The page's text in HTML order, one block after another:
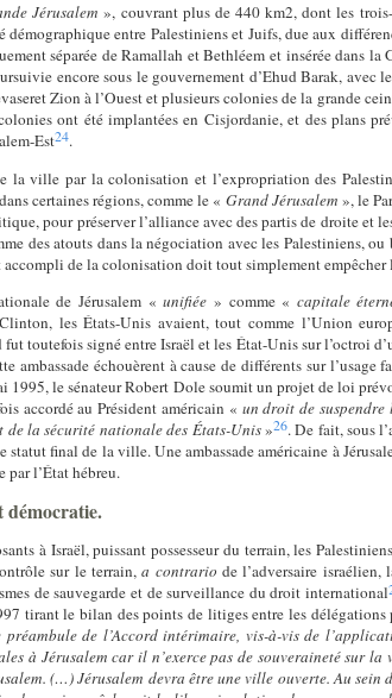
Jérusalem », couvrant plus de 440 km2, dont les
entre Palestiniens et Juifs, due aux
séparée de Ramallah et Bethléem et insérée dans
encore sous le gouvernement d’Ehud Barak, avec
Zion à l’Ouest et plusieurs colonies de la grande
ont été implantées en Cisjordanie, et des plans
Est24.
la ville par la colonisation et l’expropriation des
certaines régions, comme le « Grand Jérusalem », le
pour préserver l’alliance avec des partis de droite et
des atouts dans la négociation avec les Palestiniens,
de la colonisation doit tout simplement empêcher
de Jérusalem « unifiée » comme « capitale
les États-Unis avaient, tout comme l’Union
toutefois signé entre Israël et les État-Unis sur l’octroi
ambassade échouèrent à cause de différents sur l’usage
1995, le sénateur Robert Dole soumit un projet de loi
accordé au Président américain « un droit de suspendre
de la sécurité nationale des États-Unis»26. De fait, sous
final de la ville. Une ambassade américaine à
par l’État hébreu.
démocratie.
à Israël, puissant possesseur du terrain, les
sur le terrain,a contrario de l’adversaire
de sauvegarde et de surveillance du droit international
tirant le bilan des points de litiges entre les
préambule de l’Accord intérimaire, vis-à-vis de
à Jérusalem car il n’exerce pas de souveraineté sur
(…) Jérusalem devra être une ville ouverte. Au